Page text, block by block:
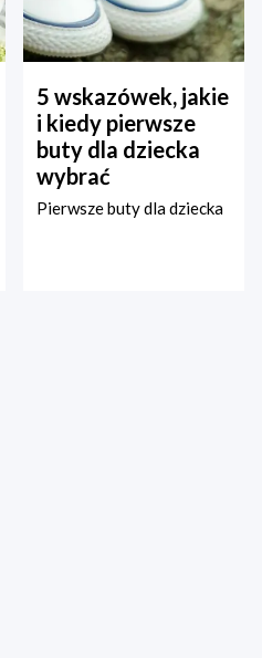
5 wskazówek, jakie
i kiedy pierwsze
buty dla dziecka
wybrać
Pierwsze buty dla dziecka